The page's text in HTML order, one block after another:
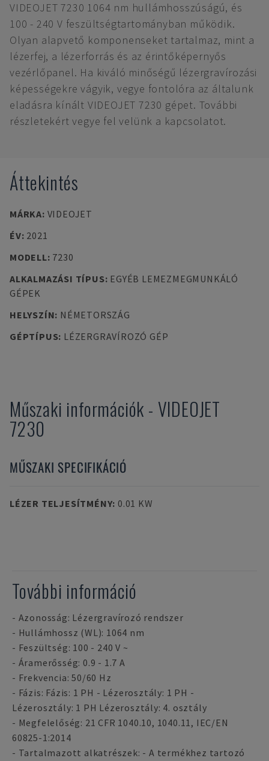
VIDEOJET 7230 1064 nm hullámhosszúságú, és
100 - 240 V feszültségtartományban működik.
Olyan alapvető komponenseket tartalmaz, mint a
lézerfej, a lézerforrás és az érintőképernyős
vezérlőpanel. Ha kiváló minőségű lézergravírozási
képességekre vágyik, vegye fontolóra az általunk
eladásra kínált VIDEOJET 7230 gépet. További
részletekért vegye fel velünk a kapcsolatot.
Áttekintés
MÁRKA: VIDEOJET
ÉV: 2021
MODELL: 7230
ALKALMAZÁSI TÍPUS: EGYÉB LEMEZMEGMUNKÁLÓ
GÉPEK
HELYSZÍN: NÉMETORSZÁG
GÉPTÍPUS: LÉZERGRAVÍROZÓ GÉP
Műszaki információk - VIDEOJET
7230
MŰSZAKI SPECIFIKÁCIÓ
LÉZER TELJESÍTMÉNY: 0.01 KW
További információ
- Azonosság: Lézergravírozó rendszer
- Hullámhossz (WL): 1064 nm
- Feszültség: 100 - 240 V ~
- Áramerősség: 0.9 - 1.7 A
- Frekvencia: 50/60 Hz
- Fázis: Fázis: 1 PH - Lézerosztály: 1 PH -
Lézerosztály: 1 PH Lézerosztály: 4. osztály
- Megfelelőség: 21 CFR 1040.10, 1040.11, IEC/EN
60825-1:2014
- Tartalmazott alkatrészek: - A termékhez tartozó